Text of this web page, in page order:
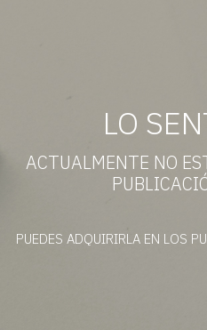
LO
ACTUALMENTE NO
PUEDES ADQUIRIRLA EN LOS